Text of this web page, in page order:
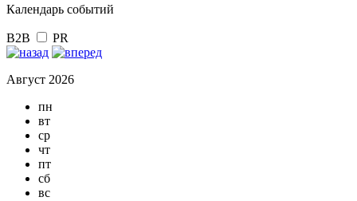
Календарь событий
B2B PR
Август 2026
пн
вт
ср
чт
пт
сб
вс